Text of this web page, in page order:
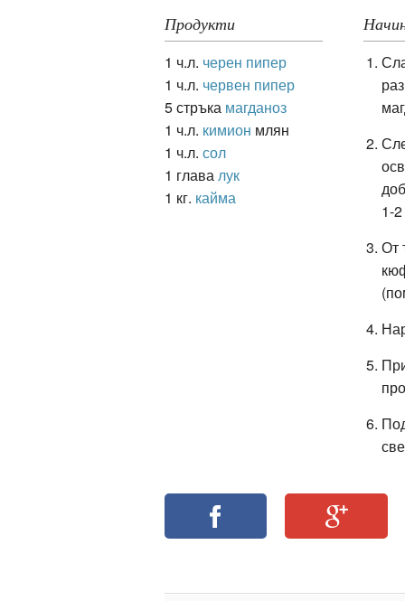
Продукти
1 ч.л. черен пипер
1 ч.л. червен пипер
5 стръка магданоз
1 ч.л. кимион млян
1 ч.л. сол
1 главалук
1 кг. кайма
1-
От